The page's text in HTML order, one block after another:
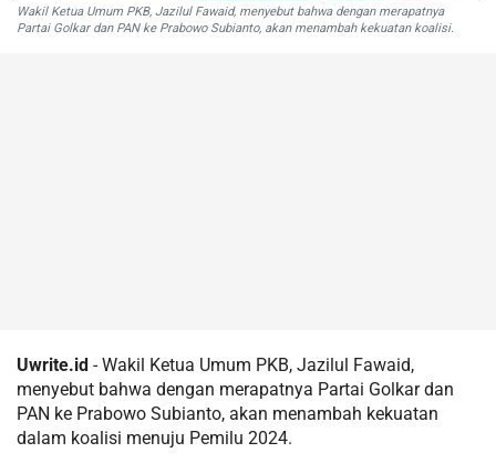
Wakil Ketua Umum PKB, Jazilul Fawaid, menyebut bahwa dengan merapatnya
Partai Golkar dan PAN ke Prabowo Subianto, akan menambah kekuatan koalisi.
Uwrite.id - Wakil Ketua Umum PKB, Jazilul Fawaid,
menyebut bahwa dengan merapatnya Partai Golkar dan
PAN ke Prabowo Subianto, akan menambah kekuatan
dalam koalisi menuju Pemilu 2024.